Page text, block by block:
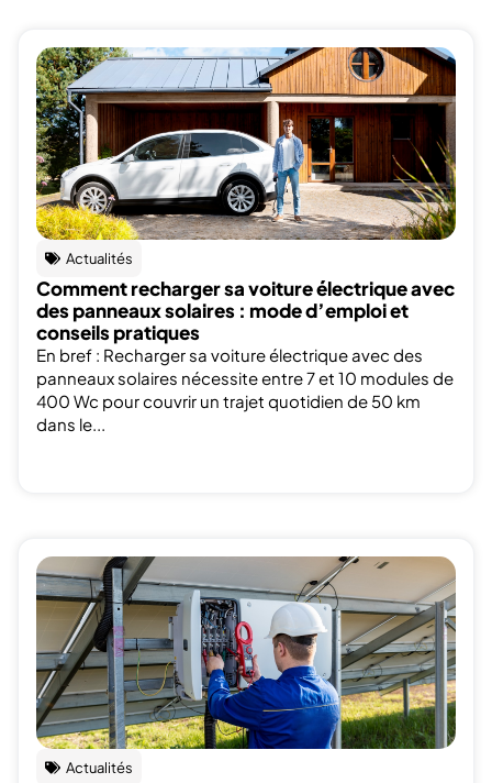
Actualités
Comment recharger sa voiture électrique avec
des panneaux solaires : mode d’emploi et
conseils pratiques
En bref : Recharger sa voiture électrique avec des
panneaux solaires nécessite entre 7 et 10 modules de
400 Wc pour couvrir un trajet quotidien de 50 km
dans le...
Actualités